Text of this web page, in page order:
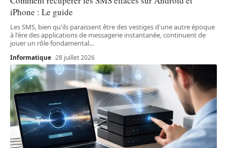
iPhone : Le guide
Les SMS, bien qu'ils paraissent être des vestiges d'une autre époque
à l'ère des applications de messagerie instantanée, continuent de
jouer un rôle fondamental…
Informatique 28 juillet 2026